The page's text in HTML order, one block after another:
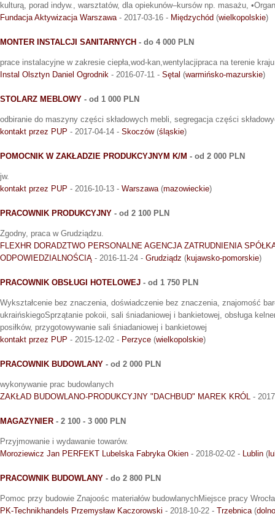
kulturą, porad indyw., warsztatów, dla opiekunów–kursów np. masażu,
Fundacja Aktywizacja Warszawa- 2017-03-16 - Międzychód (wielkopolskie)
MONTER INSTALCJI SANITARNYCH - do 4 000 PLN
prace instalacyjne w zakresie ciepła,wod-kan,wentylacjipraca na terenie
Instal Olsztyn Daniel Ogrodnik - 2016-07-11 - Sętal (warmińsko-mazurskie)
STOLARZ MEBLOWY - od 1 000 PLN
odbiranie do maszyny części składowych mebli, segregacja części
kontakt przez PUP - 2017-04-14 - Skoczów(śląskie)
POMOCNIK W ZAKŁADZIE PRODUKCYJNYM K/M - od 2 000 PLN
jw.
kontakt przez PUP - 2016-10-13 - Warszawa(mazowieckie)
PRACOWNIK PRODUKCYJNY - od 2 100 PLN
Zgodny, praca w Grudziądzu.
FLEXHR DORADZTWO PERSONALNE AGENCJA ZATRUDNIENIA
ODPOWIEDZIALNOŚCIĄ - 2016-11-24 - Grudziądz (kujawsko-pomorskie)
PRACOWNIK OBSŁUGI HOTELOWEJ - od 1 750 PLN
Wykształcenie bez znaczenia, doświadczenie bez znaczenia, znajomość
ukraińskiegoSprzątanie pokoii, sali śniadaniowej i bankietowej, obsługa
posiłków, przygotowywanie sali śniadaniowej i bankietowej
kontakt przez PUP - 2015-12-02 - Perzyce (wielkopolskie)
PRACOWNIK BUDOWLANY - od 2 000 PLN
wykonywanie prac budowlanych
ZAKŁAD BUDOWLANO-PRODUKCYJNY "DACHBUD" MAREK KRÓL -
MAGAZYNIER - 2 100 - 3 000 PLN
Przyjmowanie i wydawanie towarów.
Moroziewicz Jan PERFEKT Lubelska Fabryka Okien - 2018-02-02 - Lublin (
PRACOWNIK BUDOWLANY - do 2 800 PLN
Pomoc przy budowie Znajoośc materiałów budowlanychMiejsce pracy
PK-Technikhandels Przemysław Kaczorowski - 2018-10-22 - Trzebnica(